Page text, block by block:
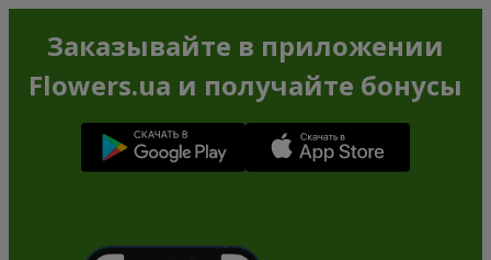
Заказывайте в приложении
Flowers.ua и получайте бонусы